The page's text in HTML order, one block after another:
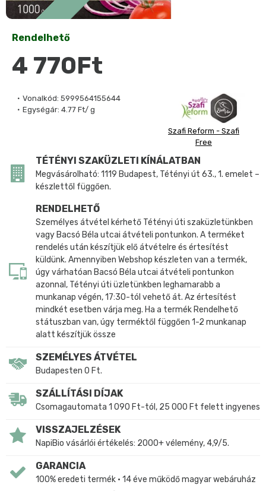
Vonalkód: 5999564155644
Egységár: 4.77 Ft/ g
Szafi Reform - Szafi
Free
Rendelhető
4 770Ft
TÉTÉNYI SZAKÜZLETI KÍNÁLATBAN
Megvásárolható: 1119 Budapest, Tétényi út 63., 1. emelet –
készlettől függően.
RENDELHETŐ
Személyes átvétel kérhető Tétényi úti szaküzletünkben
vagy Bacsó Béla utcai átvételi pontunkon. A terméket
rendelés után készítjük elő átvételre és értesítést
küldünk. Amennyiben Webshop készleten van a termék,
úgy várhatóan Bacsó Béla utcai átvételi pontunkon
azonnal, Tétényi úti üzletünkben leghamarabb a
munkanap végén, 17:30-tól vehető át. Az értesítést
mindkét esetben várja meg. Ha a termék Rendelhető
státuszban van, úgy terméktől függően 1-2 munkanap
alatt készítjük össze
SZEMÉLYES ÁTVÉTEL
Budapesten 0 Ft.
SZÁLLÍTÁSI DÍJAK
Csomagautomata 1 090 Ft-tól, 25 000 Ft felett ingyenes
VISSZAJELZÉSEK
NapiBio vásárlói értékelés: 2000+ vélemény, 4,9/5.
GARANCIA
100% eredeti termék • 14 éve működő magyar webáruház